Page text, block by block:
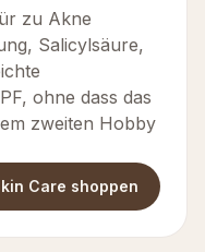
zu Akne
Salicylsäure,
ohne dass das
zweiten Hobby
Care shoppen